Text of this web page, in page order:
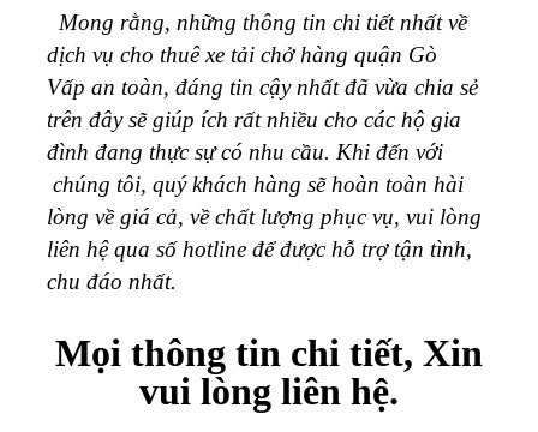
Mong rằng, những thông tin chi tiết nhất về
dịch vụ cho thuê xe tải chở hàng quận Gò
Vấp an toàn, đáng tin cậy nhất đã vừa chia sẻ
trên đây sẽ giúp ích rất nhiều cho các hộ gia
đình đang thực sự có nhu cầu. Khi đến với
chúng tôi, quý khách hàng sẽ hoàn toàn hài
lòng về giá cả, về chất lượng phục vụ, vui lòng
liên hệ qua số hotline để được hỗ trợ tận tình,
chu đáo nhất.
Mọi thông tin chi tiết, Xin
vui lòng liên hệ.